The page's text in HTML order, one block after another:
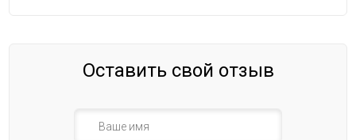
Оставить свой отзыв